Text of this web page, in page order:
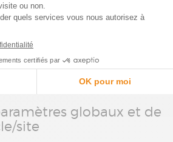
des concepts
de la planification
globaux et de
site